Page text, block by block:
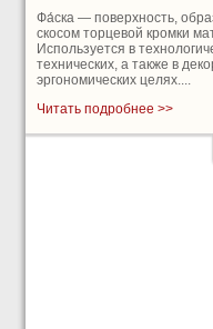
Фа́ска — поверхность,
скосом торцевой кромки
Используется в
технических, а также в
эргономических целях....
Читать подробнее >>